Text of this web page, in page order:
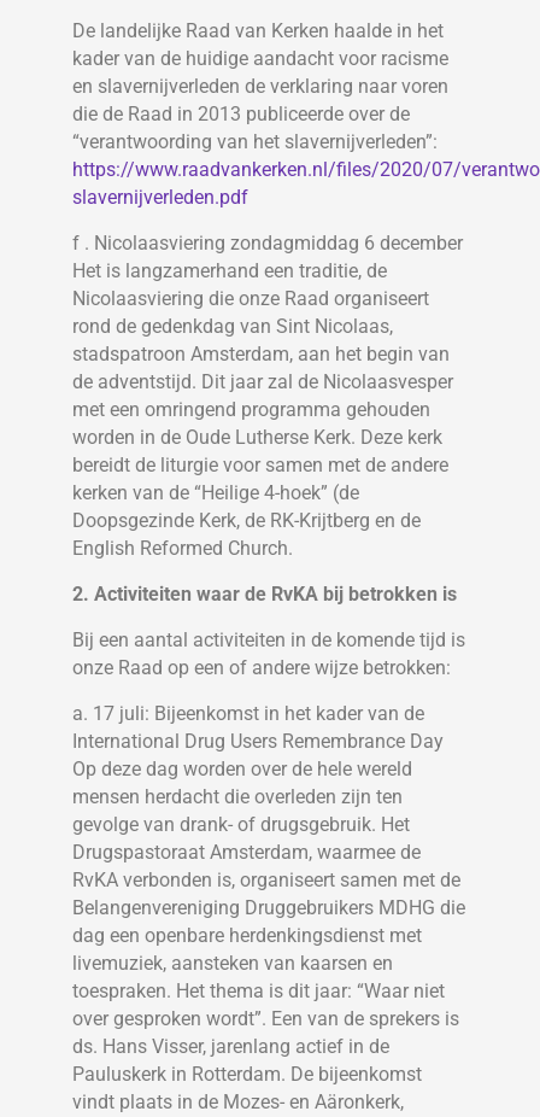
De landelijke Raad van Kerken haalde in het
kader van de huidige aandacht voor racisme
en slavernijverleden de verklaring naar voren
die de Raad in 2013 publiceerde over de
“verantwoording van het slavernijverleden”:
https://www.raadvankerken.nl/files/2020/07/
slavernijverleden.pdf
f . Nicolaasviering zondagmiddag 6 december
Het is langzamerhand een traditie, de
Nicolaasviering die onze Raad organiseert
rond de gedenkdag van Sint Nicolaas,
stadspatroon Amsterdam, aan het begin van
de adventstijd. Dit jaar zal de Nicolaasvesper
met een omringend programma gehouden
worden in de Oude Lutherse Kerk. Deze kerk
bereidt de liturgie voor samen met de andere
kerken van de “Heilige 4-hoek” (de
Doopsgezinde Kerk, de RK-Krijtberg en de
English Reformed Church.
2. Activiteiten waar de RvKA bij betrokken is
Bij een aantal activiteiten in de komende tijd is
onze Raad op een of andere wijze betrokken:
a. 17 juli: Bijeenkomst in het kader van de
International Drug Users Remembrance Day
Op deze dag worden over de hele wereld
mensen herdacht die overleden zijn ten
gevolge van drank- of drugsgebruik. Het
Drugspastoraat Amsterdam, waarmee de
RvKA verbonden is, organiseert samen met de
Belangenvereniging Druggebruikers MDHG die
dag een openbare herdenkingsdienst met
livemuziek, aansteken van kaarsen en
toespraken. Het thema is dit jaar: “Waar niet
over gesproken wordt”. Een van de sprekers is
ds. Hans Visser, jarenlang actief in de
Pauluskerk in Rotterdam. De bijeenkomst
vindt plaats in de Mozes- en Aäronkerk,